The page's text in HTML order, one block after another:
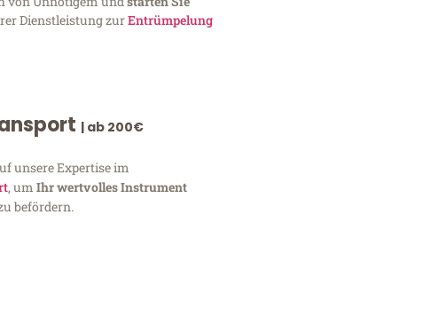
Dienstleistung zurEntrümpelung
| ab 200€
unsere Expertise im
, um Ihr wertvolles Instrument
befördern.